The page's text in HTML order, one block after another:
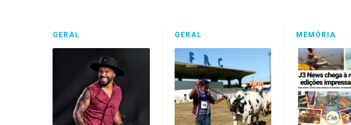
GERAL GERAL MEMÓRIA